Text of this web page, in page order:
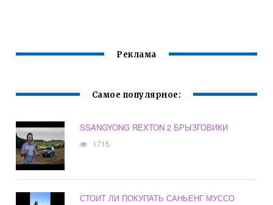
Реклама
Самое популярное:
SSANGYONG REXTON 2 БРЫЗГОВИКИ
1715
СТОИТ ЛИ ПОКУПАТЬ САНЬЕНГ МУССО